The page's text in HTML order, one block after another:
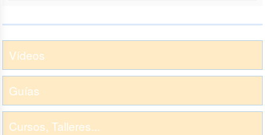
Vídeos
Guías
Cursos, Talleres...